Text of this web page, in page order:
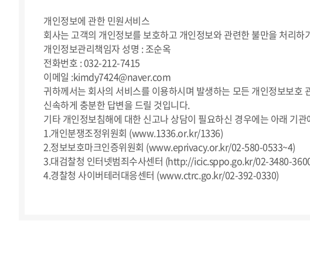
개인정보에 관한 민원서비스
회사는 고객의 개인정보를 보호하고 개인정보와 관련한 불만을 처리
개인정보관리책임자 성명 : 조순옥
전화번호 : 032-212-7415
이메일 :kimdy7424@naver.com
귀하께서는 회사의 서비스를 이용하시며 발생하는 모든 개인정보보
신속하게 충분한 답변을 드릴 것입니다.
기타 개인정보침해에 대한 신고나 상담이 필요하신 경우에는 아래 기
1.개인분쟁조정위원회 (www.1336.or.kr/1336)
2.정보보호마크인증위원회 (www.eprivacy.or.kr/02-580-0533~4)
3.대검찰청 인터넷범죄수사센터 (http://icic.sppo.go.kr/02-3480-
4.경찰청 사이버테러대응센터 (www.ctrc.go.kr/02-392-0330)